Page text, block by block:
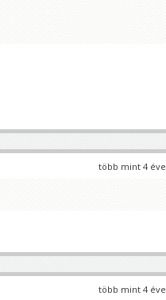
több mint 4 éve
több mint 4 éve